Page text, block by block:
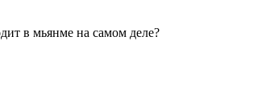
в мьянме на самом деле?